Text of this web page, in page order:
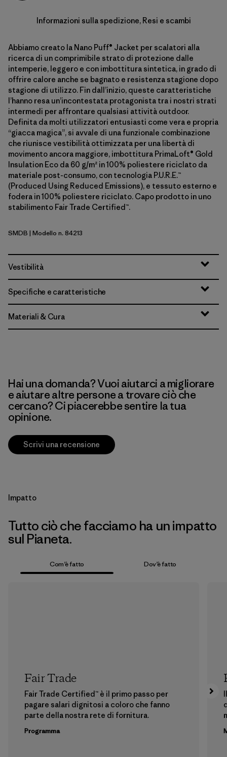
Informazioni sulla spedizione, Resi e scambi
Abbiamo creato la Nano Puff® Jacket per scalatori alla
ricerca di un comprimibile strato di protezione dalle
intemperie, leggero e con imbottitura sintetica, in grado di
offrire calore anche se bagnato e resistenza stagione dopo
stagione di utilizzo. Fin dall’inizio, queste caratteristiche
l’hanno resa un’incontestata protagonista tra i nostri strati
intermedi per affrontare qualsiasi attività outdoor.
Definita da molti utilizzatori entusiasti come vera e propria
“giacca magica”, si avvale di una funzionale combinazione
che riunisce vestibilità ottimizzata per una libertà di
movimento ancora maggiore, imbottitura PrimaLoft® Gold
Insulation Eco da 60 g/m² in 100% poliestere riciclato da
materiale post-consumo, con tecnologia P.U.R.E.™
(Produced Using Reduced Emissions), e tessuto esterno e
fodera in 100% poliestere riciclato. Capo prodotto in uno
stabilimento Fair Trade Certified™.
Smolder Blue
SMDB | Modello n. 84213
Vestibilità
Specifiche e caratteristiche
Materiali & Cura
Hai una domanda? Vuoi aiutarci a migliorare
e aiutare altre persone a trovare ciò che
cercano? Ci piacerebbe sentire la tua
opinione.
Scrivi una recensione
Impatto
Tutto ciò che facciamo ha un impatto
sul Pianeta.
Com’è fatto Dov’è fatto
Fair Trade
Fair Trade Certified™ è il primo passo per
pagare salari dignitosi a coloro che fanno
parte della nostra rete di fornitura.
Programma